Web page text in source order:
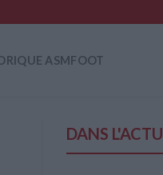
ASMFOOT
DANS L'ACTU